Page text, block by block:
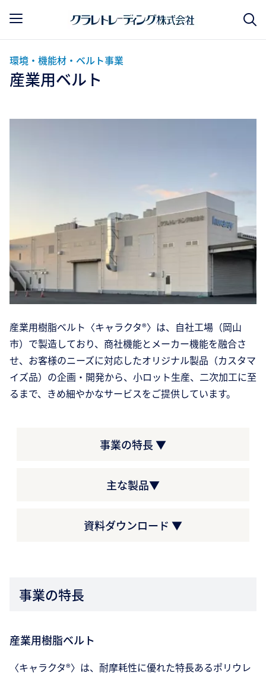
環境・機能材・ベルト事業
産業用ベルト
産業用樹脂ベルト〈キャラクタ®〉は、自社工場（岡山
市）で製造しており、商社機能とメーカー機能を融合さ
せ、お客様のニーズに対応したオリジナル製品（カスタマ
イズ品）の企画・開発から、小ロット生産、二次加工に至
るまで、きめ細やかなサービスをご提供しています。
事業の特長 ▼
主な製品▼
資料ダウンロード ▼
事業の特長
産業用樹脂ベルト
〈キャラクタ®〉は、耐摩耗性に優れた特長あるポリウレ